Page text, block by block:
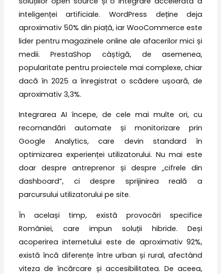
inteligenței artificiale. WordPress deține deja
aproximativ 50% din piață, iar WooCommerce este
lider pentru magazinele online ale afacerilor mici și
medii. PrestaShop câștigă, de asemenea,
popularitate pentru proiectele mai complexe, chiar
dacă în 2025 a înregistrat o scădere ușoară, de
aproximativ 3,3%.
Integrarea AI începe, de cele mai multe ori, cu
recomandări automate și monitorizare prin
Google Analytics, care devin standard în
optimizarea experienței utilizatorului. Nu mai este
doar despre antreprenor și despre „cifrele din
dashboard”, ci despre sprijinirea reală a
parcursului utilizatorului pe site.
În același timp, există provocări specifice
României, care impun soluții hibride. Deși
acoperirea internetului este de aproximativ 92%,
există încă diferențe între urban și rural, afectând
viteza de încărcare și accesibilitatea. De aceea,